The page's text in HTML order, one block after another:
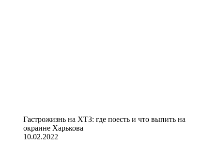
Гастрожизнь на ХТЗ: где поесть и что выпить на
окраине Харькова
10.02.2022